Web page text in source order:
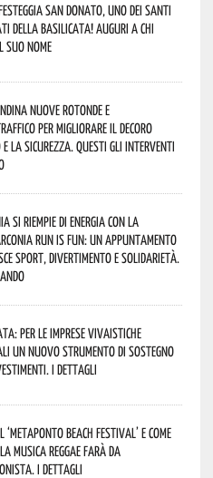
San Donato, uno dei Santi
della Basilicata! Auguri a chi
nome
nuove rotonde e
per migliorare il decoro
la sicurezza. Questi gli interventi
si riempie di energia con la
Run is Fun: un appuntamento
sport, divertimento e solidarietà.
per le imprese vivaistiche
un nuovo strumento di sostegno
I dettagli
beach festival’ e come
musica reggae farà da
I dettagli